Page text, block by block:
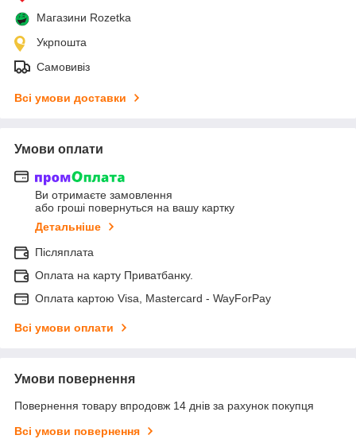
Магазини Rozetka
Укрпошта
Самовивіз
Всі умови доставки
Умови оплати
Ви отримаєте замовлення
або гроші повернуться на вашу картку
Детальніше
Післяплата
Оплата на карту Приватбанку.
Оплата картою Visa, Mastercard - WayForPay
Всі умови оплати
Умови повернення
Повернення товару впродовж 14 днів за рахунок покупця
Всі умови повернення